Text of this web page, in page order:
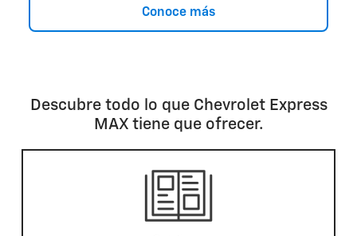
Conoce más
Descubre todo lo que Chevrolet Express
MAX tiene que ofrecer.